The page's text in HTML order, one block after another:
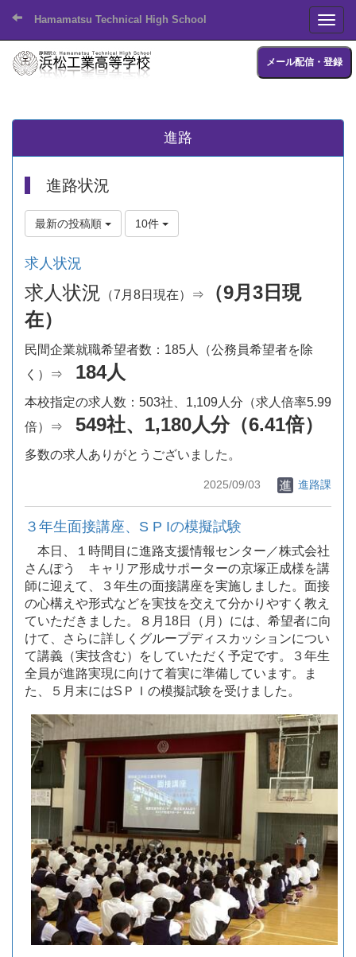
Hamamatsu Technical High School
メール配信・登録
進路
進路状況
最新の投稿順 10件
求人状況
求人状況 （7月8日現在）⇒
（9月3日現
在）
民間企業就職希望者数：185人（公務員希望者を除
く）⇒ 184人
本校指定の求人数：503社、1,109人分（求人倍率5.99
倍）⇒ 549社、1,180人分（6.41倍）
多数の求人ありがとうございました。
2025/09/03 進路課
３年生面接講座、S P Iの模擬試験
本日、１時間目に進路支援情報センター／株式会社
さんぽう キャリア形成サポーターの京塚正成様を講
師に迎えて、３年生の面接講座を実施しました。面接
の心構えや形式などを実技を交えて分かりやすく教え
ていただきました。８月18日（月）には、希望者に向
けて、さらに詳しくグループディスカッションについ
て講義（実技含む）をしていただく予定です。３年生
全員が進路実現に向けて着実に準備しています。ま
た、５月末にはSＰＩの模擬試験を受けました。